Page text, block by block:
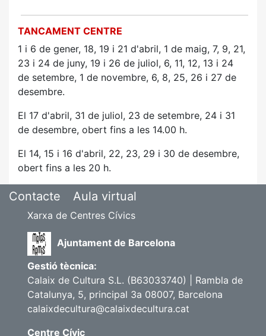
TANCAMENT CENTRE
1 i 6 de gener, 18, 19 i 21 d'abril, 1 de maig, 7, 9, 21,
23 i 24 de juny, 19 i 26 de juliol, 6, 11, 12, 13 i 24
de setembre, 1 de novembre, 6, 8, 25, 26 i 27 de
desembre.
El 17 d'abril, 31 de juliol, 23 de setembre, 24 i 31
de desembre, obert fins a les 14.00 h.
El 14, 15 i 16 d'abril, 22, 23, 29 i 30 de desembre,
obert fins a les 20 h.
Contacte Aula virtual
Xarxa de Centres Cívics
Ajuntament de Barcelona
Gestió tècnica:
Calaix de Cultura S.L. (B63033740) | Rambla de
Catalunya, 5, principal 3a 08007, Barcelona
calaixdecultura@calaixdecultura.cat
Centre Cívic